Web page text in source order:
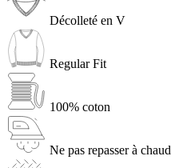
Décolleté en V
Regular Fit
100% coton
Ne pas repasser à chaud